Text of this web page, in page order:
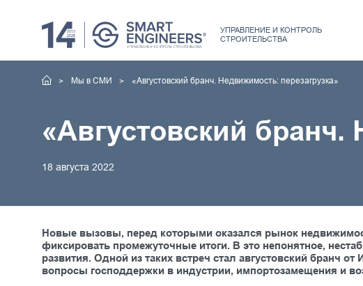
УПРАВЛЕНИЕ И КОНТРОЛЬ
СТРОИТЕЛЬСТВА
Мы в СМИ «Августовский бранч. Недвижимость: перезагрузка»
«Августовский бранч.
18 августа 2022
Новые вызовы, перед которыми оказался рынок
фиксировать промежуточные итоги. В это непонятное,
развития. Одной из таких встреч стал августовский бранч
вопросы господдержки в индустрии, импортозамещения и